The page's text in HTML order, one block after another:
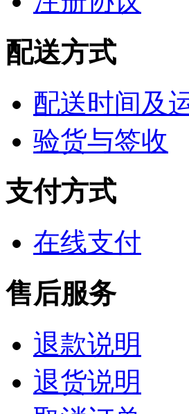
配送方式
配送时间及
验货与签收
支付方式
在线支付
售后服务
退款说明
退货说明